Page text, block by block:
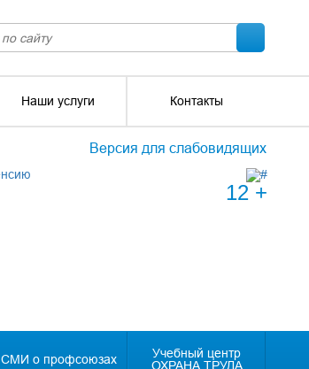
Наши услуги Контакты
Версия для слабовидящих
12 +
СМИ о профсоюзах
Учебный центр
ОХРАНА ТРУДА